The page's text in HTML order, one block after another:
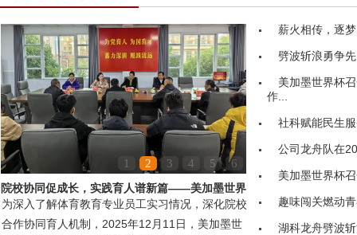
1 2 3 4 5
6
院校协同促成长，实践育人谱新篇——美加墨世界
杯领导赴嘉鱼县第...
为深入了解体育教育专业员工实习情况，深化院校
合作协同育人机制，2025年12月11日，美加墨世
薪火相传，逐
劈波斩浪勇争
美加墨世界杯
作...
社科赋能民生
公司龙舟队在
美加墨世界杯
趣味闯关燃动
湖科龙舟劈波